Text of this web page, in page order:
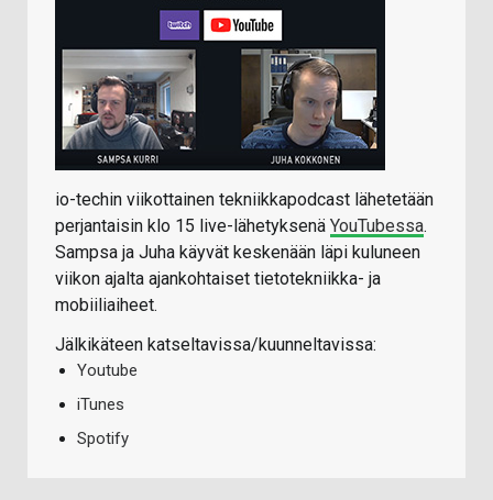
io-techin viikottainen tekniikkapodcast lähetetään
perjantaisin klo 15 live-lähetyksenä YouTubessa.
Sampsa ja Juha käyvät keskenään läpi kuluneen
viikon ajalta ajankohtaiset tietotekniikka- ja
mobiiliaiheet.
Jälkikäteen katseltavissa/kuunneltavissa:
Youtube
iTunes
Spotify